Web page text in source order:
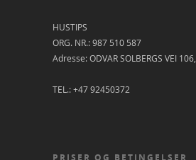
HUSTIPS
ORG. NR.: 987 510 587
Adresse: ODVAR SOLBERGS VEI
TEL.: +47 92450372
PRISER OG BETINGELSER